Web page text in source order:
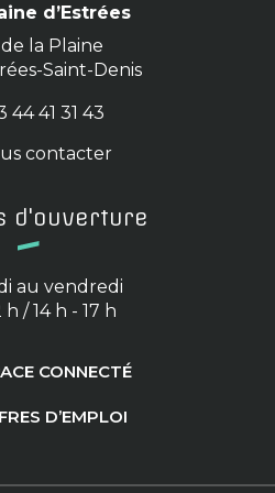
d’Estrées
la Plaine
Saint-Denis
44 41 31 43
contacter
d'ouverture
au vendredi
h / 14 h - 17 h
CONNECTÉ
D’EMPLOI